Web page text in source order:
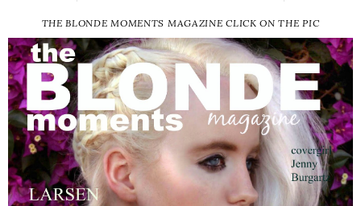
THE BLONDE MOMENTS MAGAZINE CLICK ON THE PIC